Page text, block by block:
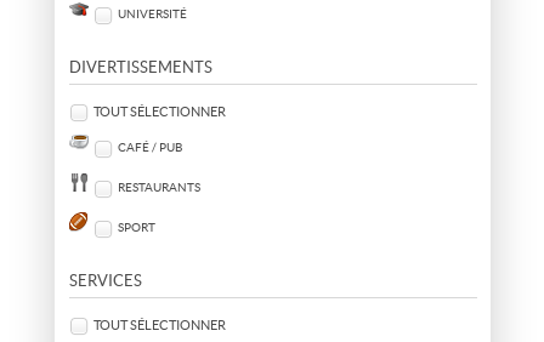
UNIVERSITÉ
DIVERTISSEMENTS
TOUT SÉLECTIONNER
CAFÉ / PUB
RESTAURANTS
SPORT
SERVICES
TOUT SÉLECTIONNER